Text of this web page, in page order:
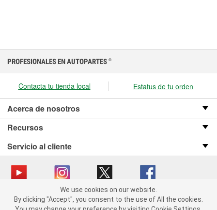
We use cookies on our website. By clicking "Accept", you consent
to the use of All the cookies.
PROFESIONALES EN AUTOPARTES ®
Contacta tu tienda local Estatus de tu orden
Acerca de nosotros
Recursos
Servicio al cliente
Copyright © 2008-2026 O’Reilly Auto Parts v OST_3.2.0.0.729 (3) cv1361
catalog_main
We use cookies on our website.
By clicking "Accept", you consent to the use of All the cookies.